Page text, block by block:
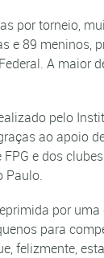
por torneio,
89 meninos,
A
pelo
ao apoio
e dos
Paulo.
por
para
felizmente,